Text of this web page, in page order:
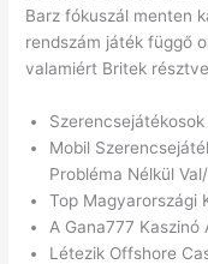
Barz fókuszál menten
rendszám játék függő
valamiért Britek
Mobil
Probléma Nélkül
Top Magyarországi
A Gana777
Létezik Offshore